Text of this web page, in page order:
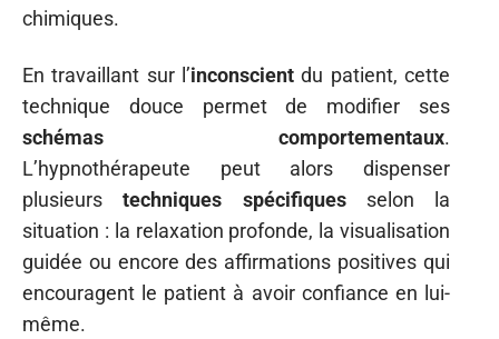
chimiques.
En travaillant sur l’inconscient du patient, cette
technique douce permet de modifier ses
schémas comportementaux.
L’hypnothérapeute peut alors dispenser
plusieurstechniques spécifiquesselon la
situation : la relaxation profonde, la visualisation
guidée ou encore des affirmations positives qui
encouragent le patient à avoir confiance en lui-
même.